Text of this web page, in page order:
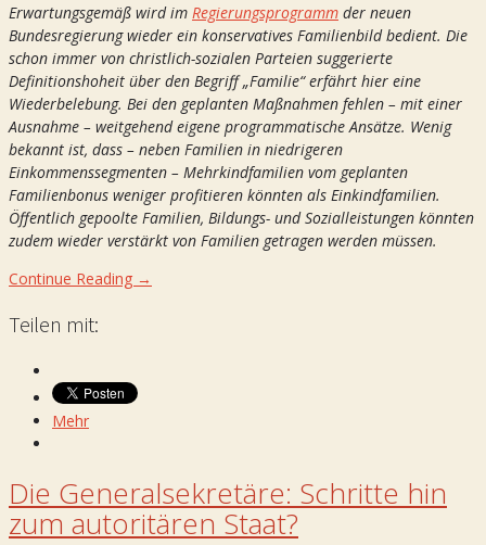
Erwartungsgemäß wird im Regierungsprogramm der neuen
Bundesregierung wieder ein konservatives Familienbild bedient. Die
schon immer von christlich-sozialen Parteien suggerierte
Definitionshoheit über den Begriff „Familie“ erfährt hier eine
Wiederbelebung. Bei den geplanten Maßnahmen fehlen – mit einer
Ausnahme – weitgehend eigene programmatische Ansätze. Wenig
bekannt ist, dass – neben Familien in niedrigeren
Einkommenssegmenten – Mehrkindfamilien vom geplanten
Familienbonus weniger profitieren könnten als Einkindfamilien.
Öffentlich gepoolte Familien, Bildungs- und Sozialleistungen könnten
zudem wieder verstärkt von Familien getragen werden müssen.
Continue Reading →
Teilen mit:
Mehr
Die Generalsekretäre: Schritte hin
zum autoritären Staat?